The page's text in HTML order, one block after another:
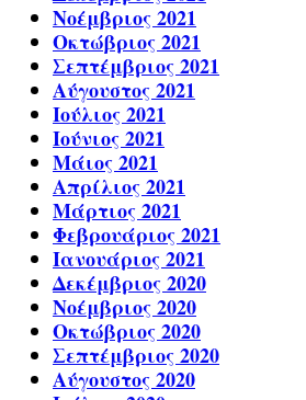
Νοέμβριος 2021
Οκτώβριος 2021
Σεπτέμβριος 2021
Αύγουστος 2021
Ιούλιος 2021
Ιούνιος 2021
Μάιος 2021
Απρίλιος 2021
Μάρτιος 2021
Φεβρουάριος 2021
Ιανουάριος 2021
Δεκέμβριος 2020
Νοέμβριος 2020
Οκτώβριος 2020
Σεπτέμβριος 2020
Αύγουστος 2020